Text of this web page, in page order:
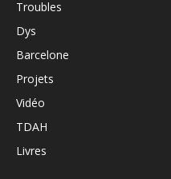
Troubles
Dys
Barcelone
Projets
Vidéo
TDAH
Livres